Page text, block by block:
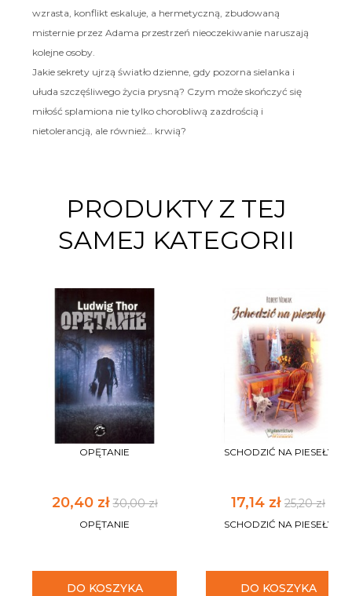
wzrasta, konflikt eskaluje, a hermetyczną, zbudowaną
misternie przez Adama przestrzeń nieoczekiwanie naruszają
kolejne osoby.
Jakie sekrety ujrzą światło dzienne, gdy pozorna sielanka i
ułuda szczęśliwego życia prysną? Czym może skończyć się
miłość splamiona nie tylko chorobliwą zazdrością i
nietolerancją, ale również… krwią?
PRODUKTY Z TEJ
SAMEJ KATEGORII
OPĘTANIE
20,40 zł30,00 zł
OPĘTANIE
DO KOSZYKA
SCHODZIĆ NA PIESEŁY
17,14 zł 25,20 zł
SCHODZIĆ NA PIESEŁY
DO KOSZYKA